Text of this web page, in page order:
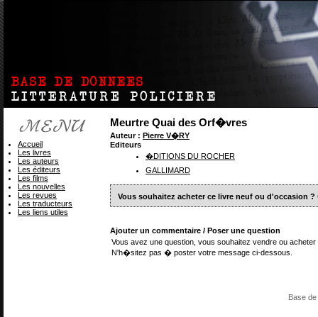
Meurtre Quai des Orf�vres
Auteur : Pierre V�RY
Editeurs
�DITIONS DU ROCHER
GALLIMARD
Vous souhaitez acheter ce livre neuf ou d'occasion ?
Ajouter un commentaire / Poser une question
Vous avez une question, vous souhaitez vendre ou
N'h�sitez pas � poster votre message ci-dessous.
Accueil
Les livres
Les auteurs
Les éditeurs
Les films
Les nouvelles
Les revues
Les traducteurs
Les liens utiles
Base